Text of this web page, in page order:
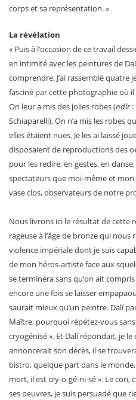
corps et sa représentation. »
La révélation
« Puis à l’occasion de ce travail
en intimité avec les peintures de
comprendre. J’ai rassemblé quatre
fasciné par cette photographie où
On leur a mis des jolies robes (ndlr:
Schiaparelli). On n’a mis les robes
elles étaient nues. Je les ai laissé
disposaient de reproductions des
pour les redire, en gestes, en
spectateurs que moi-même et
vase clos, observateurs de notre
Nous livrons ici le résultat de cette
rageuse à l’âge de bronze qui
violence impériale dont je suis
de mon héros-artiste face aux
se terminera sans qu’on ait
encore une fois se laisser
saurait mieux qu’un peintre. Dalí
Maître, pourquoi répétez-vous
cryogénisé ». Et Dalí répondait, je
annoncerait son décès, il se
bistro, quelque part dans le
mort, il est cry-o-gé-ni-sé ». Le con,
ses oeuvres, je suis persuadé que